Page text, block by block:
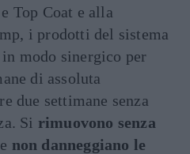
Top Coat e alla
i prodotti del sistema
modo sinergico per
di assoluta
due settimane senza
Si rimuovono senza
e non danneggiano le